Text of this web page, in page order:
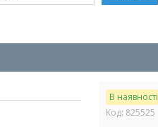
В наявності
Код: 825525